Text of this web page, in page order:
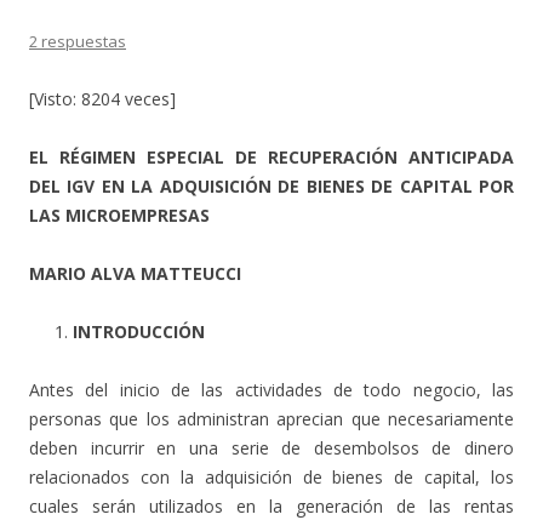
2 respuestas
[Visto: 8204 veces]
EL RÉGIMEN ESPECIAL DE RECUPERACIÓN ANTICIPADA
DEL IGV EN LA ADQUISICIÓN DE BIENES DE CAPITAL POR
LAS MICROEMPRESAS
MARIO ALVA MATTEUCCI
INTRODUCCIÓN
Antes del inicio de las actividades de todo negocio, las
personas que los administran aprecian que necesariamente
deben incurrir en una serie de desembolsos de dinero
relacionados con la adquisición de bienes de capital, los
cuales serán utilizados en la generación de las rentas